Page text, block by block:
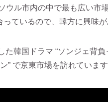
ウル市内の中で最も広い市
ているので、韓方に興味
た韓国ドラマ “ソンジェ背
” で京東市場を訪れていま